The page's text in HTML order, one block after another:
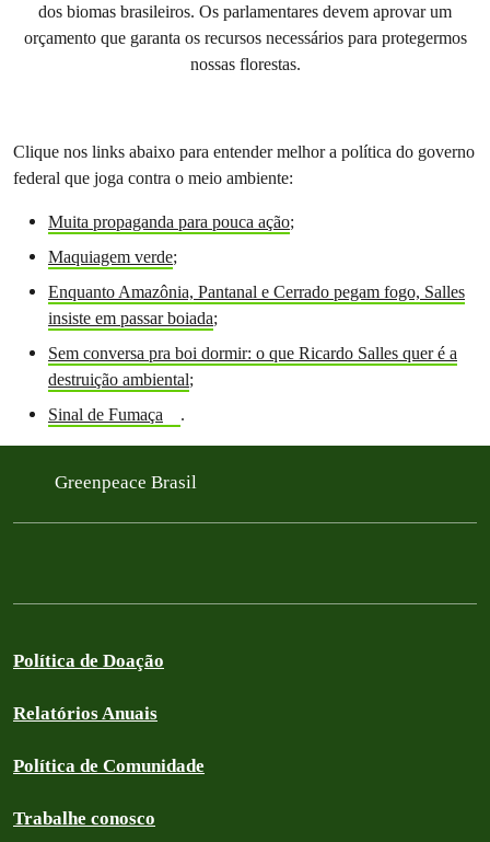
dos biomas brasileiros. Os parlamentares devem aprovar um
orçamento que garanta os recursos necessários para protegermos
nossas florestas.
Clique nos links abaixo para entender melhor a política do governo
federal que joga contra o meio ambiente:
Muita propaganda para pouca ação;
Maquiagem verde;
Enquanto Amazônia, Pantanal e Cerrado pegam fogo, Salles
insiste em passar boiada;
Sem conversa pra boi dormir: o que Ricardo Salles quer é a
destruição ambiental;
Sinal de Fumaça
.
Greenpeace Brasil
Política de Doação
Relatórios Anuais
Política de Comunidade
Trabalhe conosco